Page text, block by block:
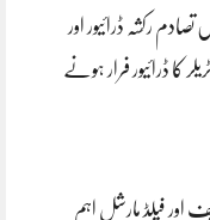
تصادم رکشہ ڈرائیور اور
کا ڈرائیور فرار ہونے
اور فیلڈ مارشل اہم